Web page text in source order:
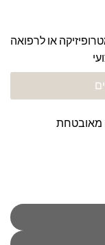
או לרפואה
מאובטחת
וצמיחה פנימית ושמחת